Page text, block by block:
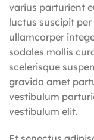
varius parturient
luctus suscipit
ullamcorper
sodales mollis
scelerisque
gravida amet
vestibulum
vestibulum elit.